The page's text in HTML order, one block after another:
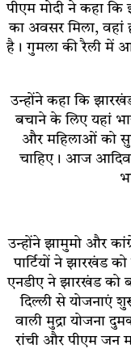
पीएम मोदी ने कहा
का अवसर मिला, वहां
है। गुमला की रैली में
उन्होंने कहा कि
बचाने के लिए यहां
और महिलाओं को
चाहिए। आज
उन्होंने झामुमो और
पार्टियों ने झारखंड
एनडीए ने झारखंड को
दिल्ली से योजनाएं
वाली मुद्रा योजना
रांची और पीएम जन